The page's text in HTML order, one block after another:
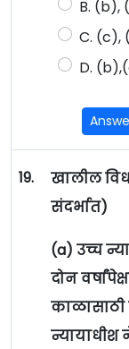
B. (b),
C. (c),
D.
19.
खालील
संदर्भात)
(a) उच्च
दोन
काळासाठी
न्यायाधीश